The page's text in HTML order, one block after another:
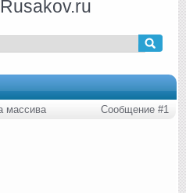
массива Сообщение #1